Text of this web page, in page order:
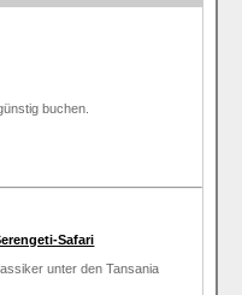
buchen.
Safari
unter den Tansania